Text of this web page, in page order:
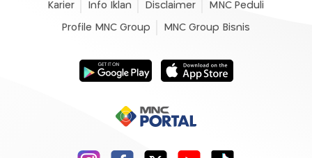
Karier Info Iklan Disclaimer MNC Peduli
Profile MNC Group MNC Group Bisnis